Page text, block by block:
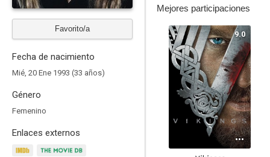
Favorito/a
Fecha de nacimiento
Mié, 20 Ene 1993 (33 años)
Género
Femenino
Enlaces externos
Mejores participaciones
9.0